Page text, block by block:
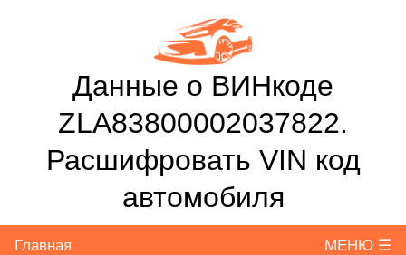
Данные о ВИНкоде
ZLA83800002037822.
Расшифровать VIN код
автомобиля
Главная МЕНЮ ☰